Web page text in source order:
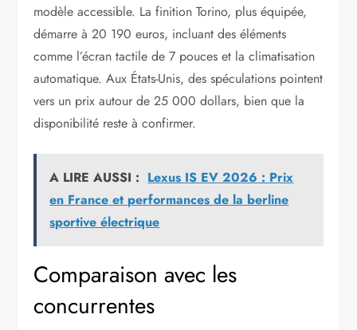
modèle accessible. La finition Torino, plus équipée,
démarre à 20 190 euros, incluant des éléments
comme l’écran tactile de 7 pouces et la climatisation
automatique. Aux États-Unis, des spéculations pointent
vers un prix autour de 25 000 dollars, bien que la
disponibilité reste à confirmer.
A LIRE AUSSI : Lexus IS EV 2026 : Prix
en France et performances de la berline
sportive électrique
Comparaison avec les
concurrentes